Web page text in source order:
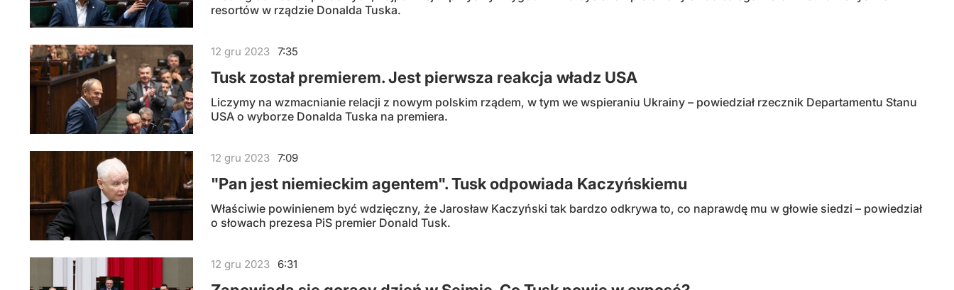
resortów w rządzie Donalda Tuska.
Tusk został premierem. Jest pierwsza reakcja władz USA
Liczymy na wzmacnianie relacji z nowym polskim rządem, w tym we wspieraniu Ukrainy – powiedział rzecznik Departamentu Stanu
USA o wyborze Donalda Tuska na premiera.
12 gru 2023 7:35
"Pan jest niemieckim agentem". Tusk odpowiada Kaczyńskiemu
Właściwie powinienem być wdzięczny, że Jarosław Kaczyński tak bardzo odkrywa to, co naprawdę mu w głowie siedzi – powiedział
o słowach prezesa PiS premier Donald Tusk.
12 gru 2023 7:09
12 gru 2023 6:31